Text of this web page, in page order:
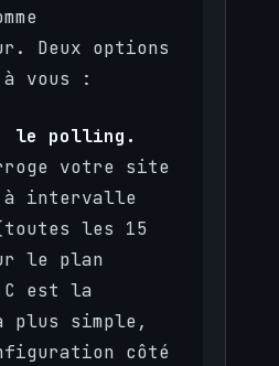
Deux options
vous :
le polling.
votre site
à intervalle
les 15
le plan
est la
plus simple,
côté